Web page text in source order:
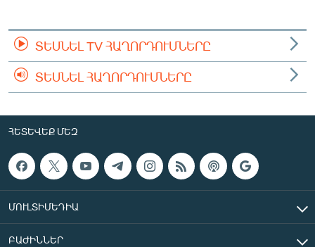
ՏԵՍՆԵԼ TV ՀԱՂՈՐԴՈՒՄՆԵՐԸ
ՏԵՍՆԵԼ ՀԱՂՈՐԴՈՒՄՆԵՐԸ
ՀԵՏԵՎԵՔ ՄԵԶ
ՄՈՒԼՏԻՄԵԴԻԱ
ԲԱԺԻՆՆԵՐ